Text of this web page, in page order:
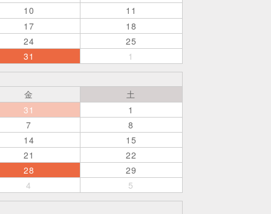
10
11
17
18
24
25
31
1
金
土
31
1
7
8
14
15
21
22
28
29
4
5